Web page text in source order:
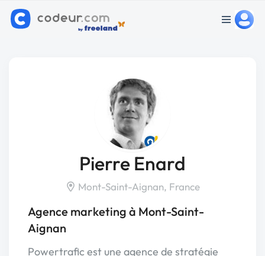
Pierre Enard
Mont-Saint-Aignan, France
Agence marketing à Mont-Saint-
Aignan
Powertrafic est une agence de stratégie